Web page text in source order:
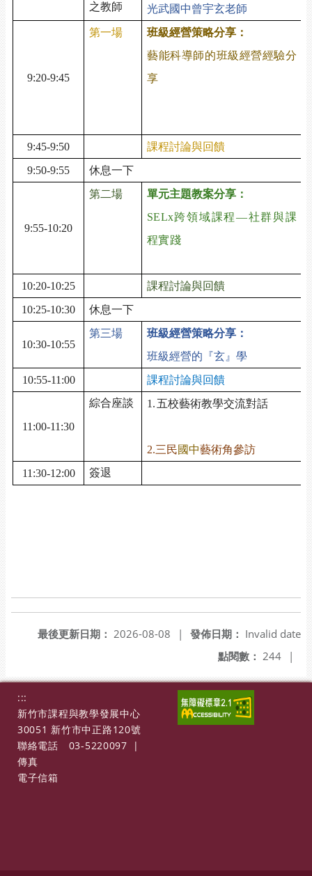
之教師
光武國中曾宇玄老師
9:20-9:45
第一場
班級經營策略分享：
藝能科導師的班級經營經驗分
享
9:45-9:50
課程討論與回饋
9:50-9:55
休息一下
9:55-10:20
第二場
單元主題教案分享：
SELx跨領域課程—社群與課
程實踐
10:20-10:25
課程討論與回饋
10:25-10:30
休息一下
10:30-10:55
第三場
班級經營策略分享：
班級經營的『玄』學
10:55-11:00 課程討論與回饋
11:00-11:30
綜合座談 1. 五校藝術教學交流對話
2.三民國中藝術角參訪
11:30-12:00 簽退
發佈日期： Invalid date
最後更新日期： 2026-08-08
|
點閱數： 244 |
:::
新竹市課程與教學發展中心
30051 新竹市中正路120號
聯絡電話
03-5220097
|
傳真
電子信箱